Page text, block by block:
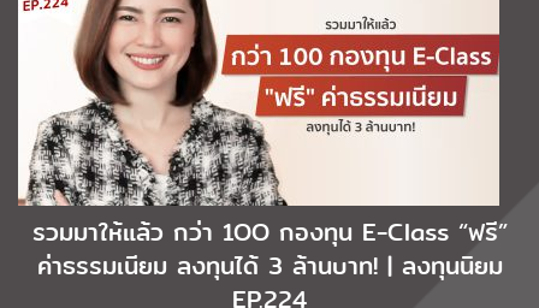
รวมมาให้แล้ว กว่า 1OO กองทุน E-Class “ฟรี”
ค่าธรรมเนียม ลงทุนได้ 3 ล้านบาท! | ลงทุนนิยม
EP.224